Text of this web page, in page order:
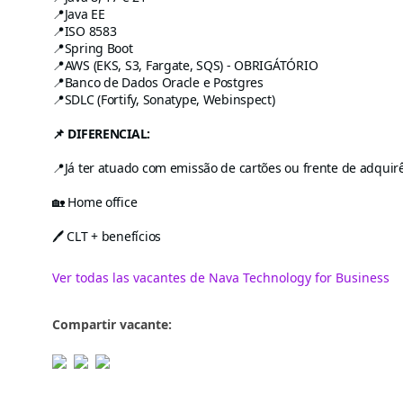
📍Java EE
📍ISO 8583
📍Spring Boot
📍AWS (EKS, S3, Fargate, SQS) - OBRIGÁTÓRIO
📍Banco de Dados Oracle e Postgres
📍SDLC (Fortify, Sonatype, Webinspect)
📌 DIFERENCIAL:
📍Já ter atuado com emissão de cartões ou frente de
🏡 Home office
🖊️ CLT + benefícios
Ver todas las vacantes de Nava Technology for Business
Compartir vacante: